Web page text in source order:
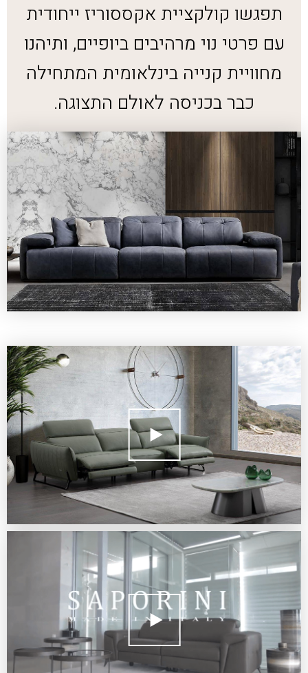
תפגשו קולקציית אקססוריז ייחודית
עם פרטי נוי מרהיבים ביופיים, ותיהנו
מחוויית קנייה בינלאומית המתחילה
כבר בכניסה לאולם התצוגה.